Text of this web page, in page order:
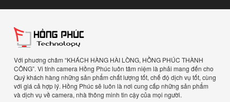
Với phuơng châm “KHÁCH HÀNG HÀI LÒNG, HỒNG PHÚC THÀNH
CÔNG”. Vi tính camera Hồng Phúc luôn tâm niệm là phải mang đến cho
Quý khách hàng những sản phẩm chất lượng tốt, chế độ dịch vụ tốt, cùng
với giá cả hợp lý. Hồng Phúc sẽ luôn là nơi cung cấp những sản phẩm
và dịch vụ về camera, nhà thông minh tin cậy của mọi người.